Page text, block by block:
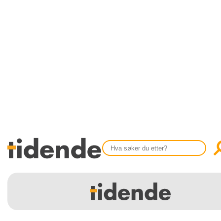
Tidligere utgaver
KONTAKT
OM OSS